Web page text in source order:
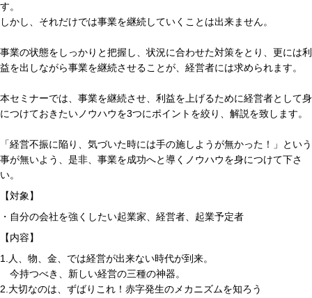
す。
しかし、それだけでは事業を継続していくことは出来ません。
事業の状態をしっかりと把握し、状況に合わせた対策をとり、更には利
益を出しながら事業を継続させることが、経営者には求められます。
本セミナーでは、事業を継続させ、利益を上げるために経営者として身
につけておきたいノウハウを3つにポイントを絞り、解説を致します。
「経営不振に陥り、気づいた時には手の施しようが無かった！」という
事が無いよう、是非、事業を成功へと導くノウハウを身につけて下さ
い。
【対象】
・自分の会社を強くしたい起業家、経営者、起業予定者
【内容】
1.人、物、金、では経営が出来ない時代が到来。
今持つべき、新しい経営の三種の神器。
2.大切なのは、ずばりこれ！赤字発生のメカニズムを知ろう